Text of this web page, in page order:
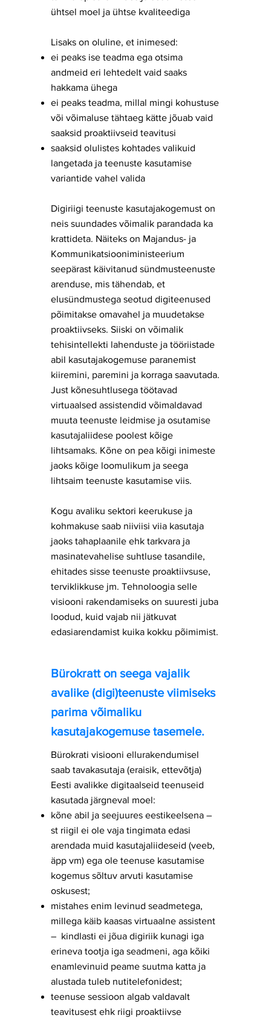
ühtsel moel ja ühtse kvaliteediga
​Lisaks on oluline, et inimesed:
ei peaks ise teadma ega otsima
andmeid eri lehtedelt vaid saaks
hakkama ühega
ei peaks teadma, millal mingi kohustuse
või võimaluse tähtaeg kätte jõuab vaid
saaksid proaktiivseid teavitusi
saaksid olulistes kohtades valikuid
langetada ja teenuste kasutamise
variantide vahel valida
​Digiriigi teenuste kasutajakogemust on
neis suundades võimalik parandada ka
krattideta. Näiteks on Majandus- ja
Kommunikatsiooniministeerium
seepärast käivitanud sündmusteenuste
arenduse, mis tähendab, et
elusündmustega seotud digiteenused
põimitakse omavahel ja muudetakse
proaktiivseks. Siiski on võimalik
tehisintellekti lahenduste ja tööriistade
abil kasutajakogemuse paranemist
kiiremini, paremini ja korraga saavutada.
​Just kõnesuhtlusega töötavad
virtuaalsed assistendid võimaldavad
muuta teenuste leidmise ja osutamise
kasutajaliidese poolest kõige
lihtsamaks. Kõne on pea kõigi inimeste
jaoks kõige loomulikum ja seega
lihtsaim teenuste kasutamise viis.
​Kogu avaliku sektori keerukuse ja
kohmakuse saab niiviisi viia kasutaja
jaoks tahaplaanile ehk tarkvara ja
masinatevahelise suhtluse tasandile,
ehitades sisse teenuste proaktiivsuse,
terviklikkuse jm. Tehnoloogia selle
visiooni rakendamiseks on suuresti juba
loodud, kuid vajab nii jätkuvat
edasiarendamist kuika kokku põimimist.
Bürokratt on seega vajalik
avalike (digi)teenuste viimiseks
parima võimaliku
kasutajakogemuse tasemele.
Bürokrati visiooni ellurakendumisel
saab tavakasutaja (eraisik, ettevõtja)
Eesti avalikke digitaalseid teenuseid
kasutada järgneval moel:
kõne abil ja seejuures eestikeelsena –
st riigil ei ole vaja tingimata edasi
arendada muid kasutajaliideseid (veeb,
äpp vm) ega ole teenuse kasutamise
kogemus sõltuv arvuti kasutamise
oskusest;
mistahes enim levinud seadmetega,
millega käib kaasas virtuaalne assistent
– kindlasti ei jõua digiriik kunagi iga
erineva tootja iga seadmeni, aga kõiki
enamlevinuid peame suutma katta ja
alustada tuleb nutitelefonidest;
teenuse sessioon algab valdavalt
teavitusest ehk riigi proaktiivse